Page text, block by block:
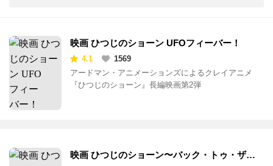
映画 ひつじのショーン UFOフィーバー！
4.1
1569
アードマン・アニメーションズによるクレイアニメ
『ひつじのショーン』長編映画第2弾
映画 ひつじのショーン〜バック・トゥ・ザ・